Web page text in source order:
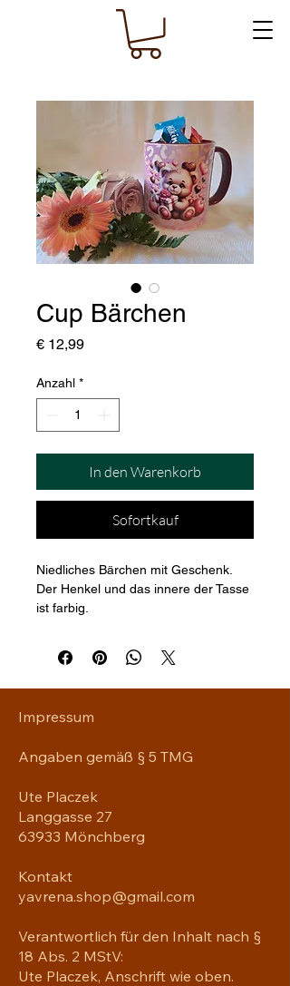
Cup Bärchen
€ 12,99Preis
Anzahl *
In den Warenkorb
Sofortkauf
Niedliches Bärchen mit Geschenk.
Der Henkel und das innere der Tasse
ist farbig.
Impressum
Angaben gemäß § 5 TMG
Ute Placzek
Langgasse 27
63933 Mönchberg
Kontakt
yavrena.shop@gmail.com
Verantwortlich für den Inhalt nach §
18 Abs. 2 MStV:
Ute Placzek, Anschrift wie oben.